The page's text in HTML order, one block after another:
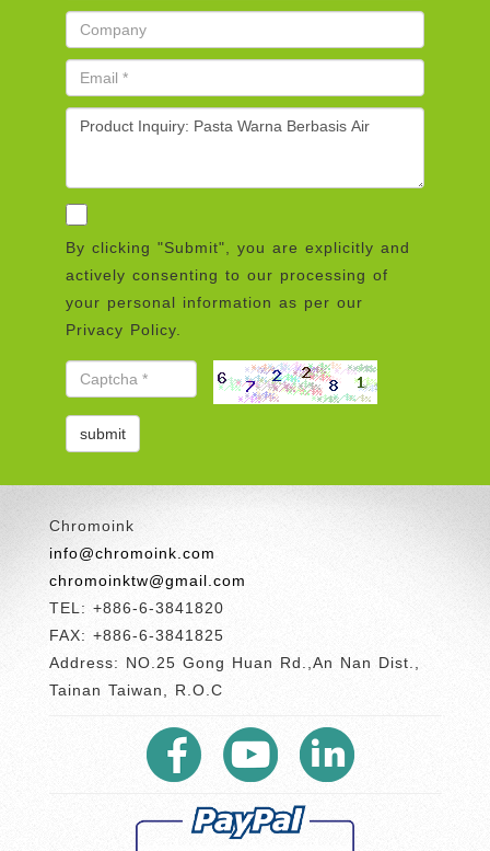
By clicking "Submit", you are explicitly and
actively consenting to our processing of
your personal information as per our
Privacy Policy.
Chromoink
info@chromoink.com
chromoinktw@gmail.com
TEL: +886-6-3841820
FAX: +886-6-3841825
Address: NO.25 Gong Huan Rd.,An Nan Dist.,
Tainan Taiwan, R.O.C